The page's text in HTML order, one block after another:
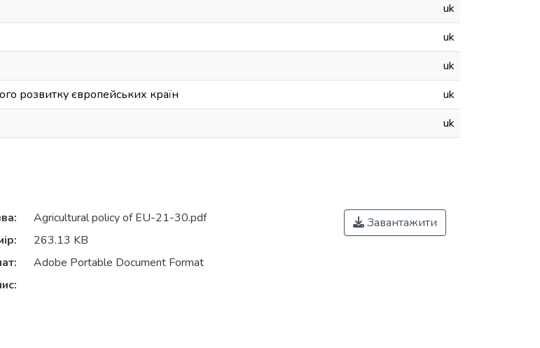
uk
uk
uk
розвитку європейських країн
uk
uk
Agricultural policy of EU-21-30.pdf
263.13 KB
Adobe Portable Document Format
Завантажити